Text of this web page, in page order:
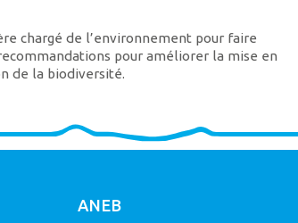
chargé de l’environnement pour faire
pour améliorer la mise en
de la biodiversité.
ANEB